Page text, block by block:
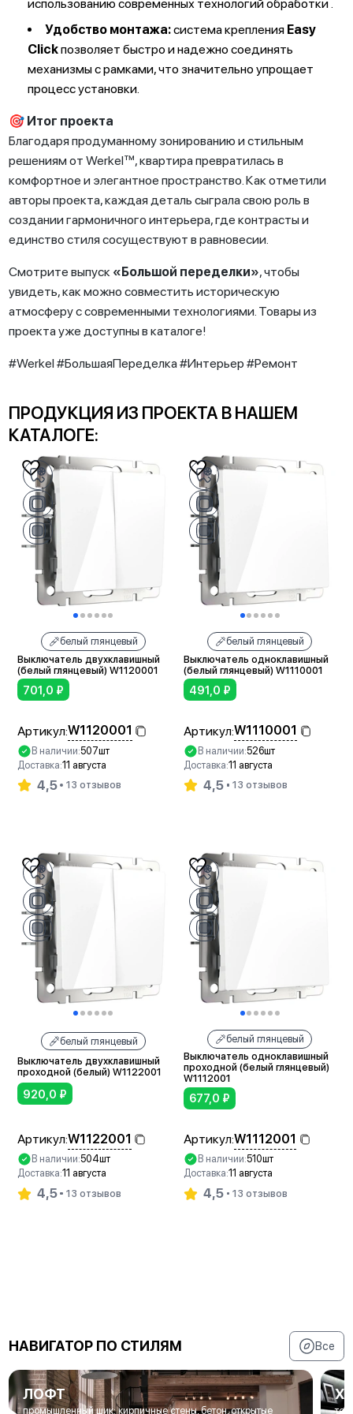
использованию современных технологий обработки .
Удобство монтажа:система крепления Easy
Clickпозволяет быстро и надежно соединять
механизмы с рамками, что значительно упрощает
процесс установки.
🎯 Итог проекта
Благодаря продуманному зонированию и стильным
решениям от Werkel™, квартира превратилась в
комфортное и элегантное пространство. Как отметили
авторы проекта, каждая деталь сыграла свою роль в
создании гармоничного интерьера, где контрасты и
единство стиля сосуществуют в равновесии.
Смотрите выпуск «Большой переделки», чтобы
увидеть, как можно совместить историческую
атмосферу с современными технологиями. Товары из
проекта уже доступны в каталоге!
#Werkel #БольшаяПеределка #Интерьер #Ремонт
ПРОДУКЦИЯ ИЗ ПРОЕКТА В НАШЕМ
КАТАЛОГЕ:
белый глянцевый
Выключатель двухклавишный
(белый глянцевый) W1120001
701,0 ₽
Артикул:W1120001
В наличии:507шт
Доставка:11 августа
4,5 13 отзывов
белый глянцевый
Выключатель одноклавишный
(белый глянцевый) W1110001
491,0 ₽
Артикул:W1110001
В наличии:526шт
Доставка:11 августа
4,5 13 отзывов
белый глянцевый
Выключатель двухклавишный
проходной (белый) W1122001
920,0 ₽
Артикул:W1122001
В наличии:504шт
Доставка:11 августа
4,5 13 отзывов
белый глянцевый
Выключатель одноклавишный
проходной (белый глянцевый)
W1112001
677,0 ₽
Артикул:W1112001
В наличии:510шт
Доставка:11 августа
4,5 13 отзывов
НАВИГАТОР ПО СТИЛЯМ Все
ЛОФТ
промышленный шик: кирпичные стены, бетон, открытые